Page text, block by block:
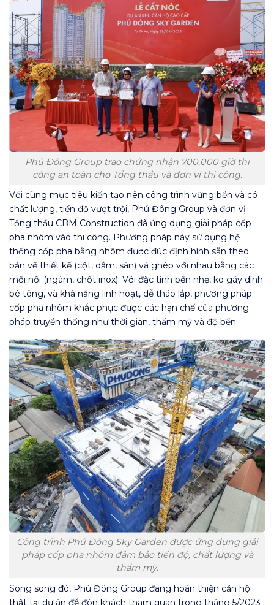
Phú Đông Group trao chứng nhận 700.000 giờ thi
công an toàn cho Tổng thầu và đơn vị thi công.
Với cùng mục tiêu kiến tạo nên công trình vững bền và có
chất lượng, tiến độ vượt trội, Phú Đông Group và đơn vị
Tổng thầu CBM Construction đã ứng dụng giải pháp cốp
pha nhôm vào thi công. Phương pháp này sử dụng hệ
thống cốp pha bằng nhôm được đúc định hình sẵn theo
bản vẽ thiết kế (cột, dầm, sàn) và ghép với nhau bằng các
mối nối (ngàm, chốt inox). Với đặc tính bền nhẹ, ko gây dính
bê tông, và khả năng linh hoạt, dễ tháo lắp, phương pháp
cốp pha nhôm khắc phục được các hạn chế của phương
pháp truyền thống như thời gian, thẩm mỹ và độ bền.
Công trình Phú Đông Sky Garden được ứng dụng giải
pháp cốp pha nhôm đảm bảo tiến độ, chất lượng và
thẩm mỹ.
Song song đó, Phú Đông Group đang hoàn thiện căn hộ
thật tại dự án để đón khách tham quan trong tháng 5/2023